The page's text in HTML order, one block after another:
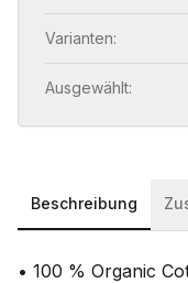
Varianten:
Ausgewählt:
Beschreibung
• 100 % Organic